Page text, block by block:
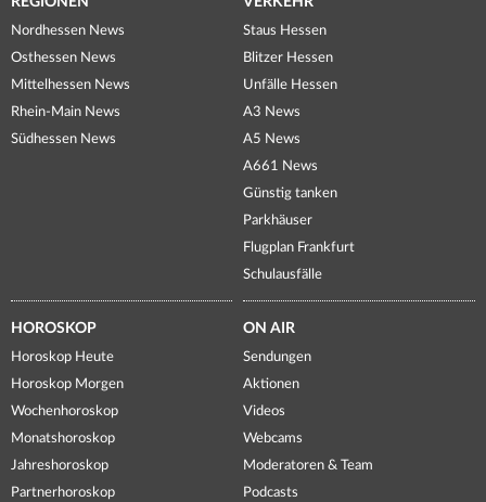
Nordhessen News
Osthessen News
Mittelhessen News
Rhein-Main News
Südhessen News
Staus Hessen
Blitzer Hessen
Unfälle Hessen
A3 News
A5 News
A661 News
Günstig tanken
Parkhäuser
Flugplan Frankfurt
Schulausfälle
HOROSKOP
Horoskop Heute
Horoskop Morgen
Wochenhoroskop
Monatshoroskop
Jahreshoroskop
Partnerhoroskop
ON AIR
Sendungen
Aktionen
Videos
Webcams
Moderatoren & Team
Podcasts